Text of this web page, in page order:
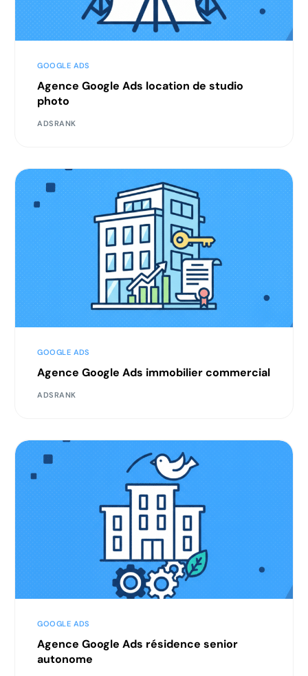
GOOGLE ADS
Agence Google Ads location de studio
photo
ADSRANK
GOOGLE ADS
Agence Google Ads immobilier commercial
ADSRANK
GOOGLE ADS
Agence Google Ads résidence senior
autonome